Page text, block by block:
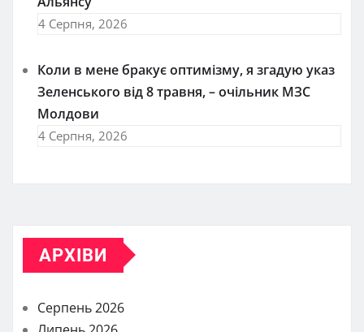
4 Серпня, 2026
Коли в мене бракує оптимізму, я згадую указ
Зеленського від 8 травня, – очільник МЗС
Молдови
4 Серпня, 2026
АРХІВИ
Серпень 2026